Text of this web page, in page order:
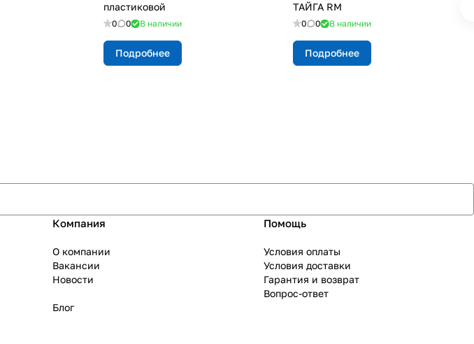
пластиковой
0 0 В наличии
Подробнее
ТАЙГА RM
0 0 В наличии
Подробнее
Компания
О компании
Вакансии
Новости
Блог
Помощь
Условия оплаты
Условия доставки
Гарантия и возврат
Вопрос-ответ